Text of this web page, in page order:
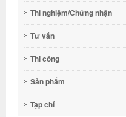
Thí nghiệm/Chứng nhận
Tư vấn
Thi công
Sản phẩm
Tạp chí